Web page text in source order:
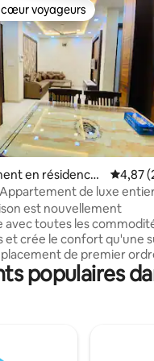
la base de 111
cœur voyageurs
voyageurs
en résidence ⋅
4,87
de luxe
de Delhi
est nouvellement
avec toutes les
et crée le confort qu'une
de premier
Parfait pour le travail à
séjours, les passerelles,
populaires